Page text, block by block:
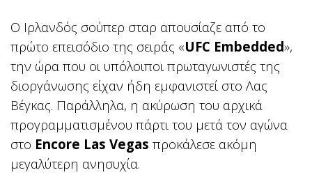
Ο Ιρλανδός σούπερ σταρ απουσίαζε από το
πρώτο επεισόδιο της σειράς «UFC Embedded»,
την ώρα που οι υπόλοιποι πρωταγωνιστές της
διοργάνωσης είχαν ήδη εμφανιστεί στο Λας
Βέγκας. Παράλληλα, η ακύρωση του αρχικά
προγραμματισμένου πάρτι του μετά τον αγώνα
στο Encore Las Vegas προκάλεσε ακόμη
μεγαλύτερη ανησυχία.